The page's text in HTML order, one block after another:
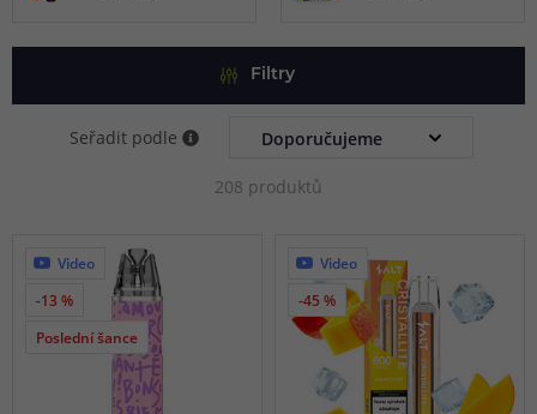
Filtry
Seřadit podle
208 produktů
Video
-13 %
Poslední šance
Video
-45 %